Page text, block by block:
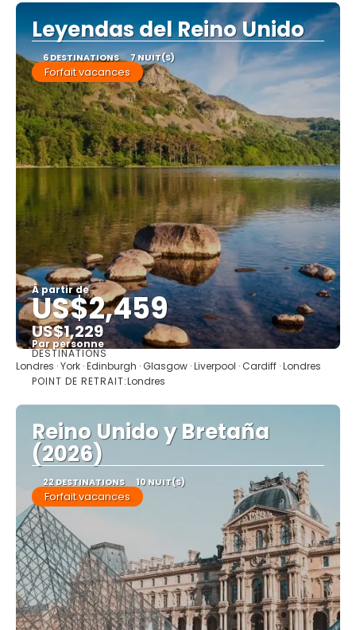
Leyendas del Reino Unido
6 DESTINATIONS 7 NUIT(S)
Forfait vacances
À partir de
US$2,459
US$1,229
Par personne
Afficher
DESTINATIONS
Londres · York · Edinburgh · Glasgow · Liverpool · Cardiff · Londres
POINT DE RETRAIT:Londres
Reino Unido y Bretaña
(2026)
22 DESTINATIONS 10 NUIT(S)
Forfait vacances